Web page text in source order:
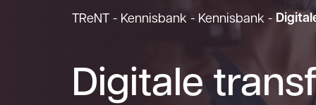
TReNT - Kennisbank - Kennisbank -
Digitale